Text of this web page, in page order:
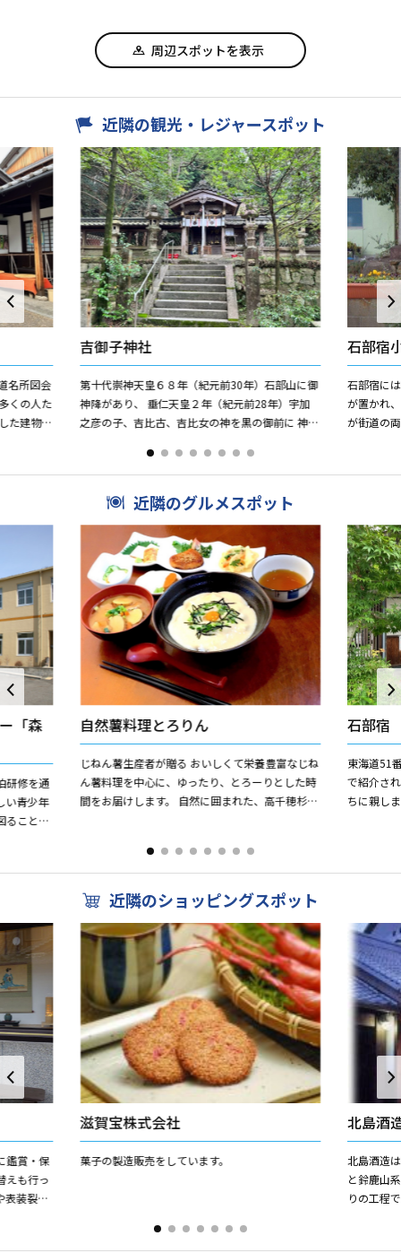
周辺スポットを表示
近隣の観光・レジャースポット
名所図会
くの人た
た建物。
吉御子神社
第十代崇神天皇６８年（紀元前30年）石部山に御
神降があり、 垂仁天皇２年（紀元前28年）宇加
之彦の子、吉比古、吉比女の神を黒の御前に 神籠
称していました...
石部宿
石部宿に
が置かれ
が街道の
近隣のグルメスポット
「森
研修を通
い青少年
ることを
自然薯料理とろりん
じねん薯生産者が贈る おいしくて栄養豊富なじね
ん薯料理を中心に、ゆったり、とろーりとした時
間をお届けします。 自然に囲まれた、高千穂杉で
石部宿
東海道51
で紹介さ
ちに親し
近隣のショッピングスポット
鑑賞・保
えも行っ
表装裂ア
滋賀宝株式会社
菓子の製造販売をしています。
北島酒
北島酒造
と鈴鹿山
りの工程